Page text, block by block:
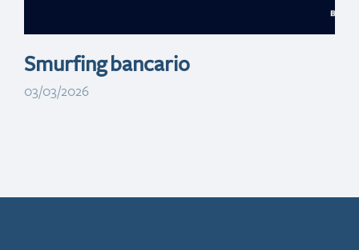
Smurfing bancario
03/03/2026